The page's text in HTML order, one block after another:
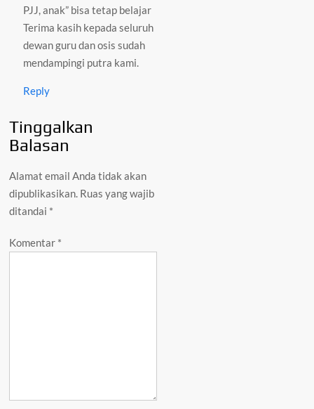
PJJ, anak” bisa tetap belajar
Terima kasih kepada seluruh
dewan guru dan osis sudah
mendampingi putra kami.
Reply
Tinggalkan
Balasan
Alamat email Anda tidak akan
dipublikasikan. Ruas yang wajib
ditandai *
Komentar *